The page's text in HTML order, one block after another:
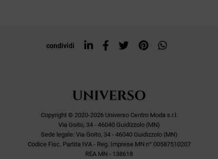
Top ricerche
condividi
Copyright © 2020-2026 Universo Centro Moda s.r.l.
Via Goito, 34 - 46040 Guidizzolo (MN)
Sede legale: Via Goito, 34 - 46040 Guidizzolo (MN)
Codice Fisc. Partita IVA - Reg. Imprese MN n° 00587510207
REA MN - 138618